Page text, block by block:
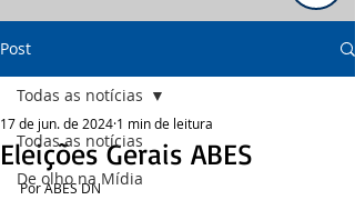
Post
Todas as notícias
De olho na Mídia
Todas as notícias
Eleições Gerais ABES
17 de jun. de 2024 1 min de leitura
Por ABES DN